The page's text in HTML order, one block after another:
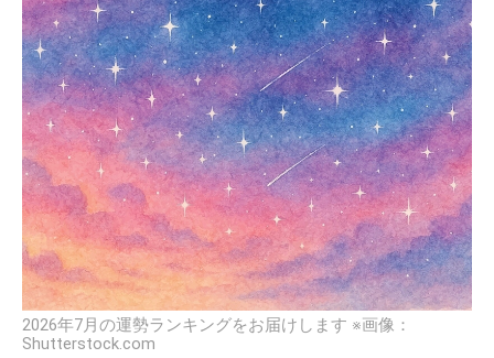
2026年7月の運勢ランキングをお届けします ※画像：
Shutterstock.com